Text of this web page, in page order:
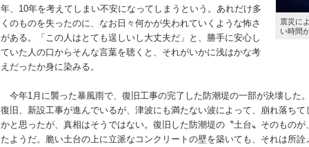
震災に
い時間
年、10年を考えてしまい不安になってしまうという。あれだけ多
くのものを失ったのに、なお日々何かが失われていくような怖さ
がある。「この人はとても逞しいし大丈夫だ」と、勝手に安心し
ていた人の口からそんな言葉を聴くと、それがいかに浅はかな考
えだったか身に染みる。
今年1月に襲った暴風雨で、復旧工事の完了した防潮堤の一部が決壊した
復旧、新設工事が進んでいるが、津波にも満たない波によって、崩れ落ち
かと思ったが、真相はそうではない。復旧した防潮堤の〝土台〟そのもの
たようだ。脆い土台の上に立派なコンクリートの壁を築いても、それは所